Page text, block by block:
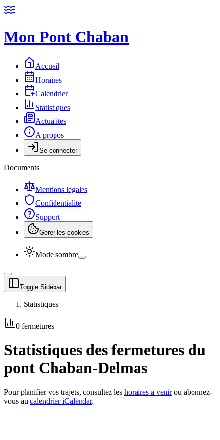
Mon Pont Chaban
Accueil
Horaires
Calendrier
Statistiques
Actualites
A propos
Se connecter
Documents
Mentions legales
Confidentialite
Support
Gerer les cookies
Mode sombre
Toggle Sidebar
Statistiques
0 fermetures
Statistiques des fermetures du
pont Chaban-Delmas
Pour planifier vos trajets, consultez les horaires a venir ou abonnez-
vous au calendrier iCalendar.